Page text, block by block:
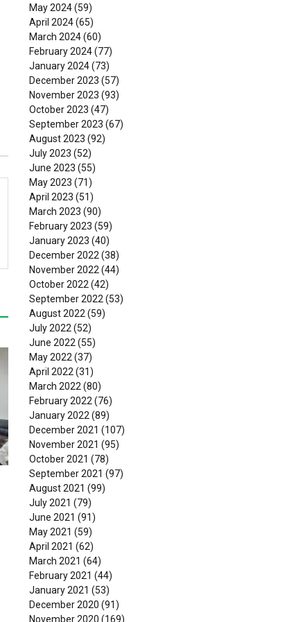
May 2024(59)
April 2024(65)
March 2024(60)
February 2024(77)
January 2024(73)
December 2023 (57)
November 2023 (93)
October 2023 (47)
September 2023 (67)
August 2023 (92)
July 2023 (52)
June 2023 (55)
May 2023 (71)
April 2023 (51)
March 2023 (90)
February 2023 (59)
January 2023 (40)
December 2022(38)
November 2022(44)
October 2022(42)
September 2022(53)
August 2022(59)
July 2022(52)
June 2022(55)
May 2022(37)
April 2022(31)
March 2022(80)
February 2022(76)
January 2022(89)
December 2021 (107)
November 2021 (95)
October 2021 (78)
September 2021 (97)
August 2021 (99)
July 2021 (79)
June 2021 (91)
May 2021 (59)
April 2021 (62)
March 2021 (64)
February 2021 (44)
January 2021 (53)
December 2020 (91)
November 2020 (169)